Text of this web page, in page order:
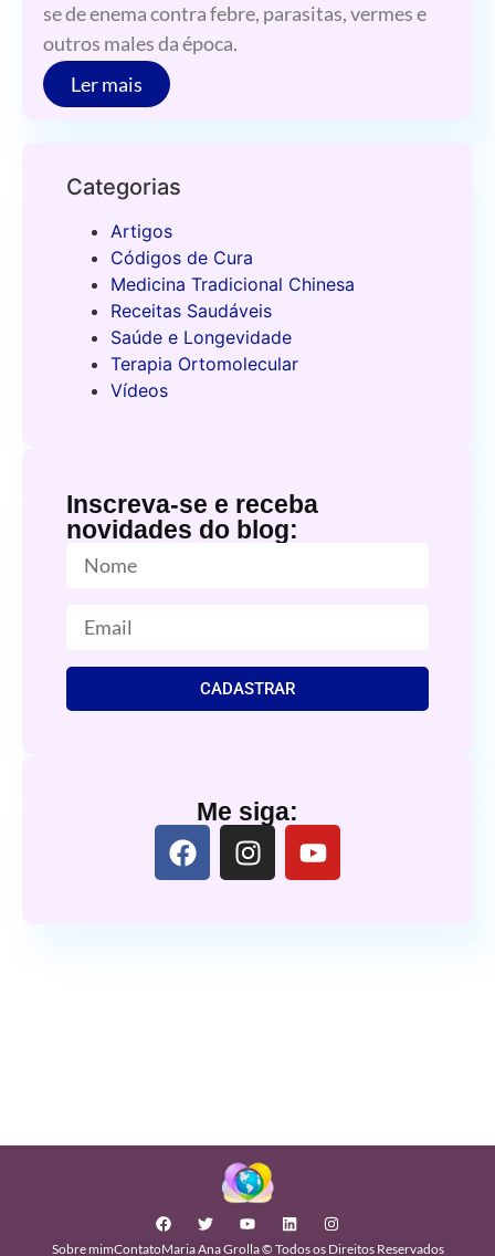
se de enema contra febre, parasitas, vermes e
outros males da época.
Ler mais
Categorias
Artigos
Códigos de Cura
Medicina Tradicional Chinesa
Receitas Saudáveis
Saúde e Longevidade
Terapia Ortomolecular
Vídeos
Inscreva-se e receba
novidades do blog:
CADASTRAR
Me siga:
Sobre mimContatoMaria Ana Grolla © Todos os Direitos Reservados